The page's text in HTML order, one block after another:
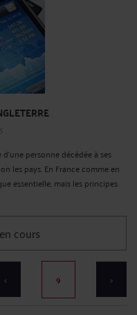
personne décédée à ses
les pays. En France comme en
essentielle, mais les principes